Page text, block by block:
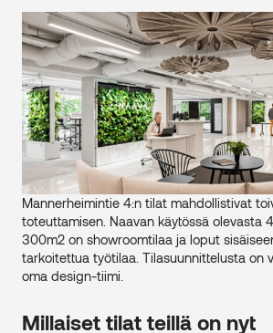
Mannerheimintie 4:n tilat mahdollistivat
toteuttamisen. Naavan käytössä olevasta
300m2 on showroomtilaa ja loput
tarkoitettua työtilaa. Tilasuunnittelusta on
oma design-tiimi.
Millaiset tilat teillä on nyt